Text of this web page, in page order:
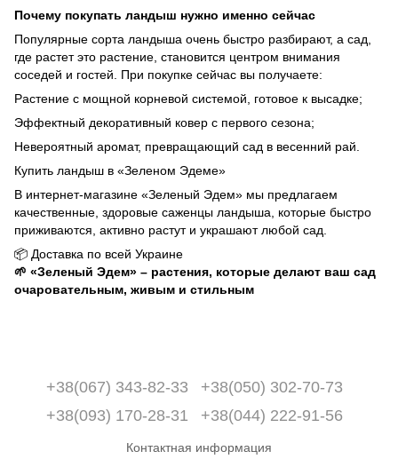
Почему покупать ландыш нужно именно сейчас
Популярные сорта ландыша очень быстро разбирают, а сад,
где растет это растение, становится центром внимания
соседей и гостей. При покупке сейчас вы получаете:
Растение с мощной корневой системой, готовое к высадке;
Эффектный декоративный ковер с первого сезона;
Невероятный аромат, превращающий сад в весенний рай.
Купить ландыш в «Зеленом Эдеме»
В интернет-магазине «Зеленый Эдем» мы предлагаем
качественные, здоровые саженцы ландыша, которые быстро
приживаются, активно растут и украшают любой сад.
📦 Доставка по всей Украине
🌱 «Зеленый Эдем» – растения, которые делают ваш сад
очаровательным, живым и стильным
+38(067) 343-82-33
+38(050) 302-70-73
+38(093) 170-28-31
+38(044) 222-91-56
Контактная информация